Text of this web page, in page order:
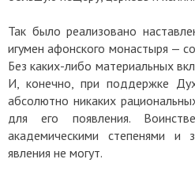
Так было реализовано
игумен афонского монастыря —
Без каких-либо материальных
И, конечно, при поддержке
абсолютно никаких
для его появления.
академическими степенями и
явления не могут.